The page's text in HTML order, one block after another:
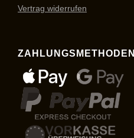
Vertrag widerrufen
ZAHLUNGSMETHODEN